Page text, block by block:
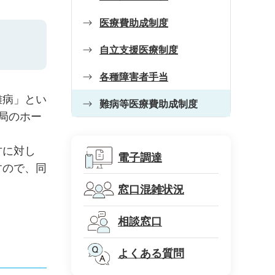
」とい
のホー
対し
で、同
医療費助成制度
自立支援医療制度
各種障害者手当
難病等医療費助成制度
電子調達
窓口混雑状況
相談窓口
よくある質問